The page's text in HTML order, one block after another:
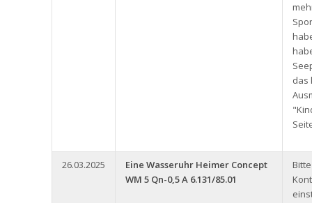
das
26.03.2025
Eine Wasseruhr Heimer Concept
WM 5 Qn-0,5 A 6.131/85.01